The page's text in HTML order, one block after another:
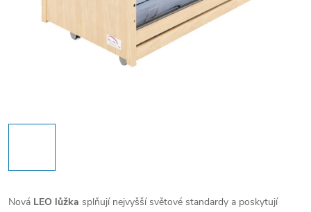
Nová LEO lůžka splňují nejvyšší světové standardy a poskytují